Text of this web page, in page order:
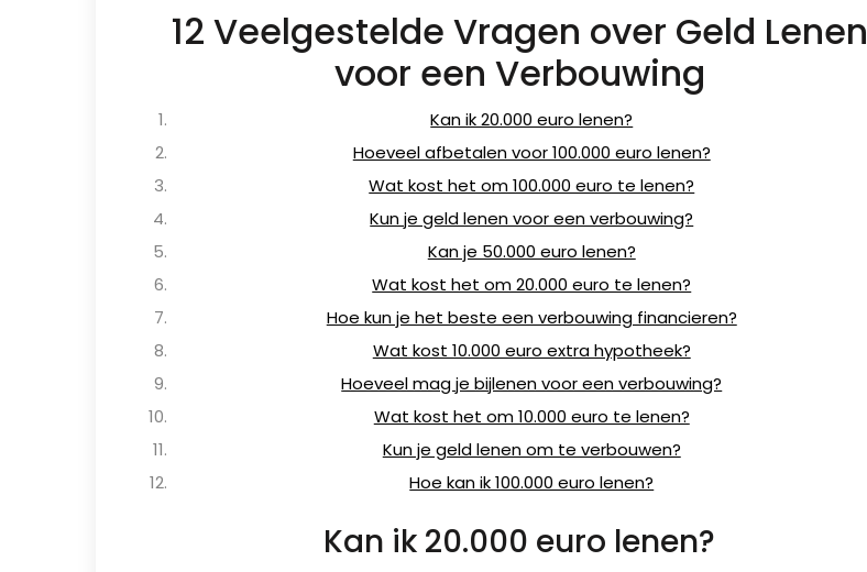
12 Veelgestelde Vragen over Geld Lenen
voor een Verbouwing
Kan ik 20.000 euro lenen?
Hoeveel afbetalen voor 100.000 euro lenen?
Wat kost het om 100.000 euro te lenen?
Kun je geld lenen voor een verbouwing?
Kan je 50.000 euro lenen?
Wat kost het om 20.000 euro te lenen?
Hoe kun je het beste een verbouwing financieren?
Wat kost 10.000 euro extra hypotheek?
Hoeveel mag je bijlenen voor een verbouwing?
Wat kost het om 10.000 euro te lenen?
Kun je geld lenen om te verbouwen?
Hoe kan ik 100.000 euro lenen?
Kan ik 20.000 euro lenen?